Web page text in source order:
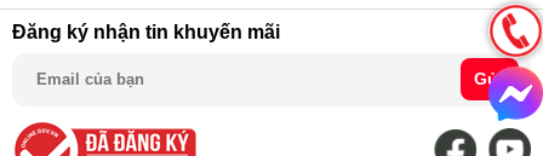
Đăng ký nhận tin khuyến mãi
Gửi